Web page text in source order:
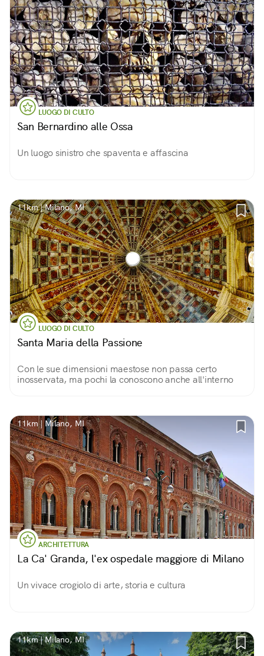
LUOGO DI CULTO
San Bernardino alle Ossa
Un luogo sinistro che spaventa e affascina
11km | Milano, MI
LUOGO DI CULTO
Santa Maria della Passione
Con le sue dimensioni maestose non passa certo
inosservata, ma pochi la conoscono anche all'interno
11km | Milano, MI
ARCHITETTURA
La Ca' Granda, l'ex ospedale maggiore di Milano
Un vivace crogiolo di arte, storia e cultura
11km | Milano, MI